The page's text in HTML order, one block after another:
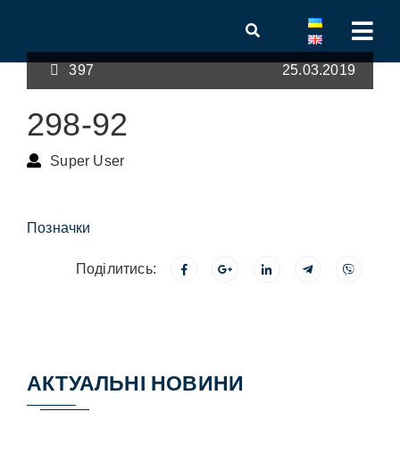
397 25.03.2019
298-92
Super User
Позначки
Поділитись:
АКТУАЛЬНІ НОВИНИ